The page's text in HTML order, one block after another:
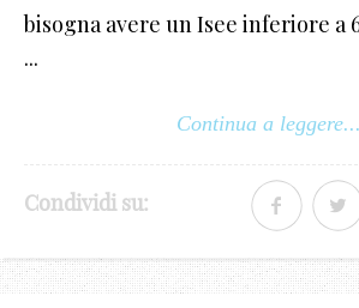
bisogna avere un Isee inferiore a
...
Continua a leggere...
Condividi su:
+
$
¢